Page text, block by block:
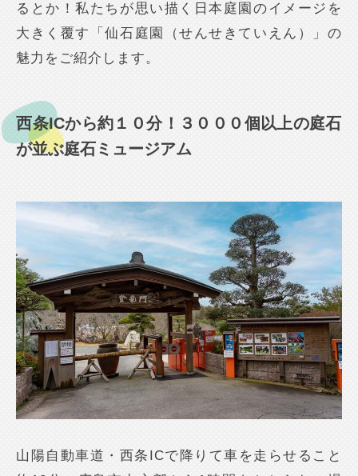
るとか！私たちが思い描く日本庭園のイメージを
大きく覆す「仙石庭園（せんせきていえん）」の
魅力をご紹介します。
西条ICから約１０分！３０００個以上の庭石
が並ぶ庭石ミュージアム
山陽自動車道・西条ICで降りて車を走らせること